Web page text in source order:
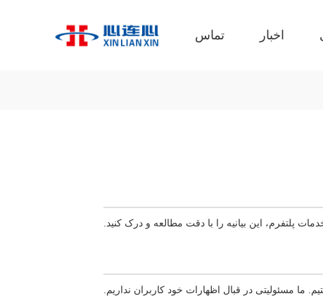
اخبار تماس
پلتفرم، این بیانیه را با دقت مطالعه و درک کنید.
ما مسئولیتی در قبال اظهارات خود کاربران نداریم.